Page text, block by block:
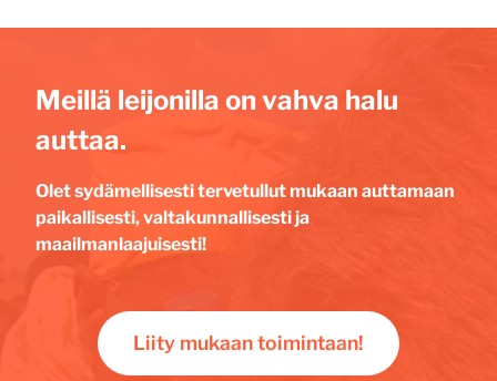
Meillä leijonilla on vahva halu
auttaa.
Olet sydämellisesti tervetullut mukaan auttamaan
paikallisesti, valtakunnallisesti ja
maailmanlaajuisesti!
Liity mukaan toimintaan!